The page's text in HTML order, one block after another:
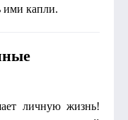
ими капли.
личную жизнь!